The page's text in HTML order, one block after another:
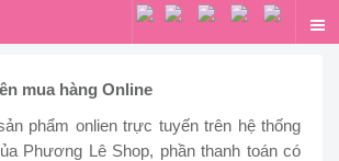
mua hàng Online
phẩm onlien trực tuyến trên hệ thống
Phương Lê Shop, phần thanh toán có